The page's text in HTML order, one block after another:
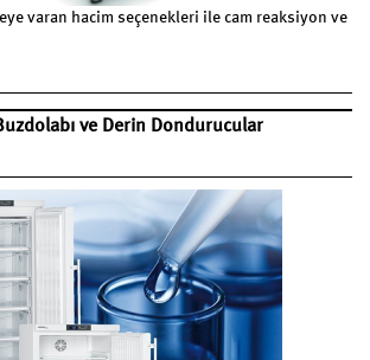
varan hacim seçenekleri ile cam reaksiyon ve
ve Derin Dondurucular